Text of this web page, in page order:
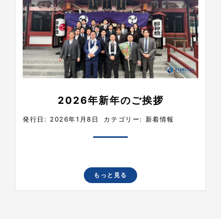
2026年新年のご挨拶
発行日: 2026年1月8日 カテゴリー: 新着情報
もっと見る